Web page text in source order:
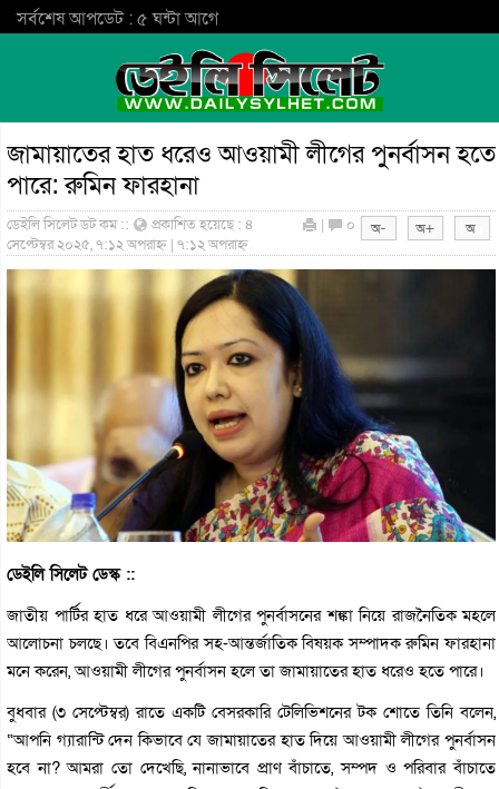
সর্বশেষ আপডেট : ৫ ঘন্টা আগে
জামায়াতের হাত ধরেও আওয়ামী লীগের পুনর্বাসন হতে
পারে: রুমিন ফারহানা
ডেইলি সিলেট ডট কম ::
প্রকাশিত হয়েছে : ৪
সেপ্টেম্বর ২০২৫, ৭:১২ অপরাহ্ন | ৭:১২ অপরাহ্ন
| ০
ডেইলি সিলেট ডেস্ক ::
জাতীয় পার্টির হাত ধরে আওয়ামী লীগের পুনর্বাসনের শঙ্কা নিয়ে রাজনৈতিক মহলে
আলোচনা চলছে। তবে বিএনপির সহ-আন্তর্জাতিক বিষয়ক সম্পাদক রুমিন ফারহানা
মনে করেন, আওয়ামী লীগের পুনর্বাসন হলে তা জামায়াতের হাত ধরেও হতে পারে।
বুধবার (৩ সেপ্টেম্বর) রাতে একটি বেসরকারি টেলিভিশনের টক শোতে তিনি বলেন,
“আপনি গ্যারান্টি দেন কিভাবে যে জামায়াতের হাত দিয়ে আওয়ামী লীগের পুনর্বাসন
হবে না? আমরা তো দেখেছি, নানাভাবে প্রাণ বাঁচাতে, সম্পদ ও পরিবার বাঁচাতে